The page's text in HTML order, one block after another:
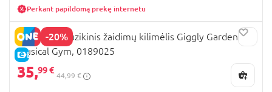
Perkant papildomą prekę internetu
-20%
E-KAINA
PLAYGRO muzikinis žaidimų kilimėlis Giggly Garden
Musical Gym, 0189025
35,99 €
44,99 €